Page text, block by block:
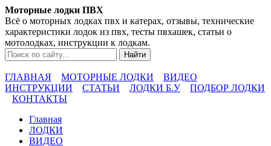
Моторные лодки ПВХ
Всё о моторных лодках пвх и катерах, отзывы, технические
характеристики лодок из пвх, тесты пвхашек, статьи о
мотолодках, инструкции к лодкам.
ГЛАВНАЯ МОТОРНЫЕ ЛОДКИ
ВИДЕО
ИНСТРУКЦИИ
СТАТЬИ ЛОДКИ Б.У
ПОДБОР ЛОДКИ
КОНТАКТЫ
Главная
ЛОДКИ
ВИДЕО